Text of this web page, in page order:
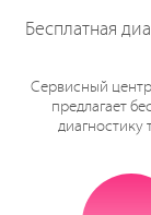
Бесплатная
Сервисный
предлагает
диагностику